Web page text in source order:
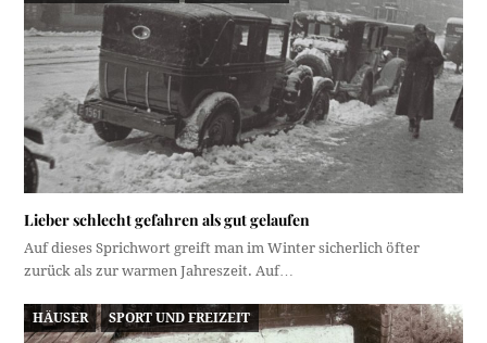
Lieber schlecht gefahren als gut gelaufen
Auf dieses Sprichwort greift man im Winter sicherlich öfter
zurück als zur warmen Jahreszeit. Auf…
HÄUSER SPORT UND FREIZEIT